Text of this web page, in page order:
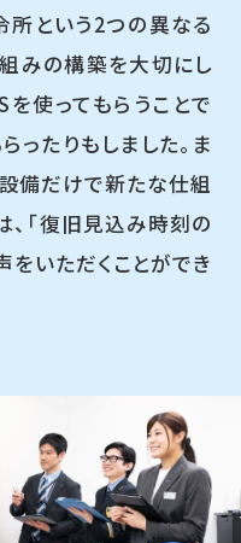
所という2つの異なる
みの構築を大切にし
を使ってもらうことで
ったりもしました。ま
設備だけで新たな仕組
、「復旧見込み時刻の
をいただくことができ